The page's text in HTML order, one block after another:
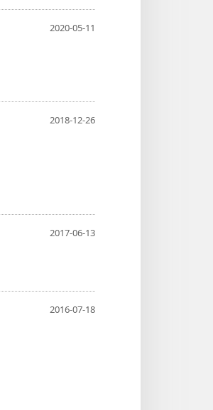
2020-05-11
2018-12-26
2017-06-13
2016-07-18